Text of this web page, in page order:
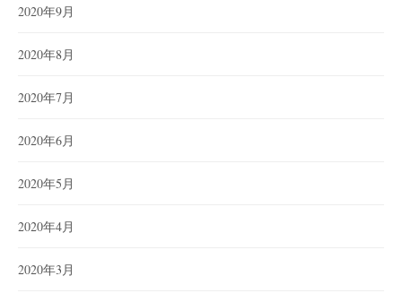
2020年9月
2020年8月
2020年7月
2020年6月
2020年5月
2020年4月
2020年3月